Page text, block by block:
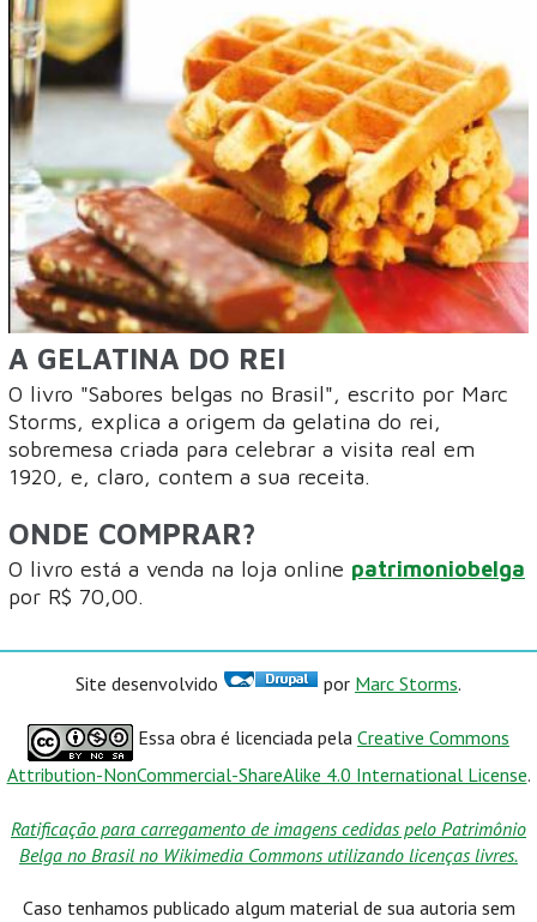
A GELATINA DO REI
O livro "Sabores belgas no Brasil", escrito por Marc
Storms, explica a origem da gelatina do rei,
sobremesa criada para celebrar a visita real em
1920, e, claro, contem a sua receita.
ONDE COMPRAR?
O livro está a venda na loja online patrimoniobelga
por R$ 70,00.
Site desenvolvido por Marc Storms.
Essa obra é licenciada pela Creative Commons
Attribution-NonCommercial-ShareAlike 4.0 International License.
Ratificação para carregamento de imagens cedidas pelo Patrimônio
Belga no Brasil no Wikimedia Commons utilizando licenças livres.
Caso tenhamos publicado algum material de sua autoria sem